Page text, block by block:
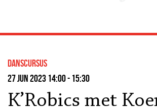
Steun ons
Danscursus
27 jun 2023 14:00 - 15:30
K’Robics met